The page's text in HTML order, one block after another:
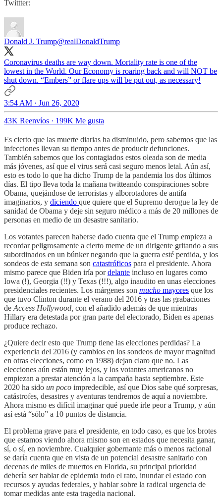
Twittter:
Donald J. Trump@realDonaldTrump
Coronavirus deaths are way down. Mortality rate is one of the
lowest in the World. Our Economy is roaring back and will NOT be
shut down. “Embers” or flare ups will be put out, as necessary!
3:54 AM · Jun 26, 2020
43K Reenvíos · 199K Me gusta
Es cierto que las muerte diarias ha disminuido, pero sabemos que las
infecciones llevan su tiempo antes de producir defunciones.
También sabemos que los contagiados estos oleada son de media
más jóvenes, así que el virus será casi seguro menos letal. Aún así,
esto es todo lo que ha dicho Trump de la pandemia los dos últimos
días. El tipo lleva toda la mañana twitteando conspiraciones sobre
Obama, quejándose de terroristas y alborotadores de antifa
imaginarios, y diciendo que quiere que el Supremo derogue la ley de
sanidad de Obama y deje sin seguro médico a más de 20 millones de
personas en medio de un desastre sanitario.
Los votantes parecen haberse dado cuenta que el Trump empieza a
recordar peligrosamente a cierto meme de un dirigente gritando a sus
subordinados en un búnker negando que la guerra esté perdida, y los
sondeos de esta semana son catastróficos para el presidente. Ahora
mismo parece que Biden iría pordelante incluso en lugares como
Iowa (!), Georgia (!!) y Texas (!!!), algo inaudito en unas elecciones
presidenciales recientes. Los márgenes son mucho mayores que los
que tuvo Clinton durante el verano del 2016 y tras las grabaciones
de Access Hollywood, con el añadido además de que mientras
Hillary era detestada por gran parte del electorado, Biden es apenas
produce rechazo.
¿Quiere decir esto que Trump tiene las elecciones perdidas? La
experiencia del 2016 (y cambios en los sondeos de mayor magnitud
en otras elecciones, como en 1988) dejan claro que no. Las
elecciones aún están muy lejos, y los votantes americanos no
empiezan a prestar atención a la campaña hasta septiembre. Este
2020 ha sido un poco impredecible, así que Dios sabe qué sorpresas,
catástrofes, desastres y aventuras tendremos de aquí a noviembre.
Ahora mismo es difícil imaginar qué puede irle peor a Trump, y aún
así está “sólo” a 10 puntos de distancia.
El problema grave para el presidente, en todo caso, es que los brotes
que estamos viendo ahora mismo son en estados que necesita ganar,
sí, o sí, en noviembre. Cualquier gobernante más o menos racional
se daría cuenta que en vista de un potencial desastre sanitario con
decenas de miles de muertos en Florida, su principal prioridad
debería ser hablar de epidemia todo el rato, inundar el estado con
recursos y ayudas federales, y hablar sobre la radical urgencia de
tomar medidas ante esta tragedia nacional.